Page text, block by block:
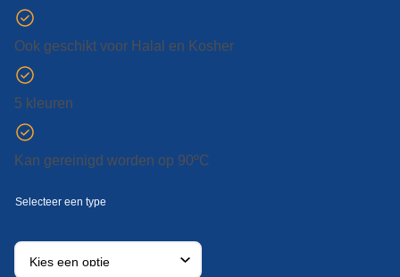
Ook geschikt voor Halal en Kosher
5 kleuren
Kan gereinigd worden op 90ºC